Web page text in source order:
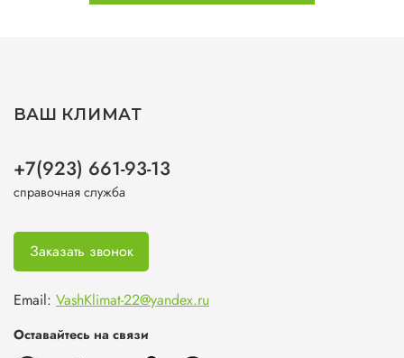
ВАШ КЛИМАТ
+7(923) 661-93-13
справочная служба
Заказать звонок
Email: VashKlimat-22@yandex.ru
Оставайтесь на связи